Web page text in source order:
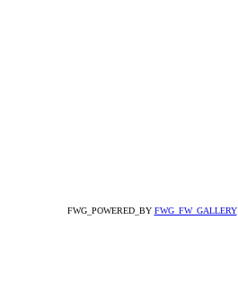
FWG_POWERED_BY FWG_FW_GALLERY